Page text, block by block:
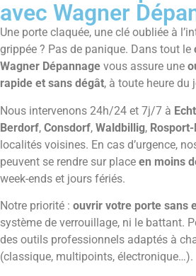
avec Wagner
Une porte claquée, une clé oubliée à
grippée ? Pas de panique. Dans tout le
Wagner Dépannage vous assure une
rapide et sans dégât, à toute heure du
Nous intervenons 24h/24 et 7j/7 à
Berdorf, Consdorf, Waldbillig,
localités voisines. En cas d’urgence,
peuvent se rendre sur place en moins
week-ends et jours fériés.
Notre priorité : ouvrir votre porte sans
système de verrouillage, ni le battant.
des outils professionnels adaptés à
(classique, multipoints, électronique…).